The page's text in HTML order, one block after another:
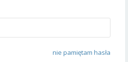
nie pamiętam hasła